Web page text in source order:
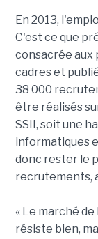
En 2013,
C'est ce que
consacrée aux
cadres et
38 000
être réalisés
SSII, soit une
informatiques
donc rester le
recrutements,
« Le marché
résiste bien,